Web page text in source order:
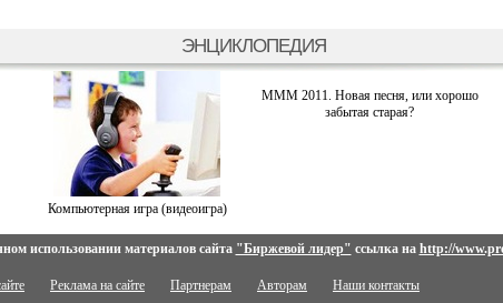
ЭНЦИКЛОПЕДИЯ
Компьютерная игра (видеоигра)
МММ 2011. Новая песня, или хорошо
забытая старая?
использовании материалов сайта "Биржевой лидер" ссылка на http://
Реклама на сайте Партнерам Авторам Наши контакты